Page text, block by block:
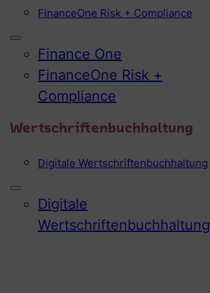
FinanceOne Risk + Compliance
Finance One
FinanceOne Risk +
Compliance
Wertschriftenbuchhaltung
Digitale Wertschriftenbuchhaltung
Digitale
Wertschriftenbuchhaltung